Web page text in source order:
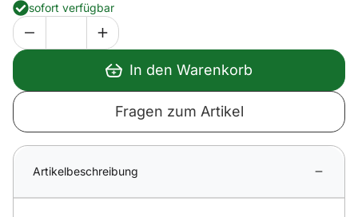
sofort verfügbar
In den Warenkorb
Fragen zum Artikel
Artikelbeschreibung